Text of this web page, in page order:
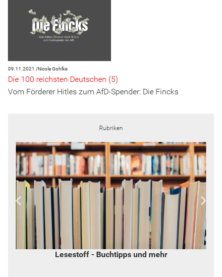
09.11.2021 /Nicole Gohlke
Die 100 reichsten Deutschen (5)
Vom Förderer Hitles zum AfD-Spender: Die Fincks
Rubriken
Lesestoff - Buchtipps und mehr